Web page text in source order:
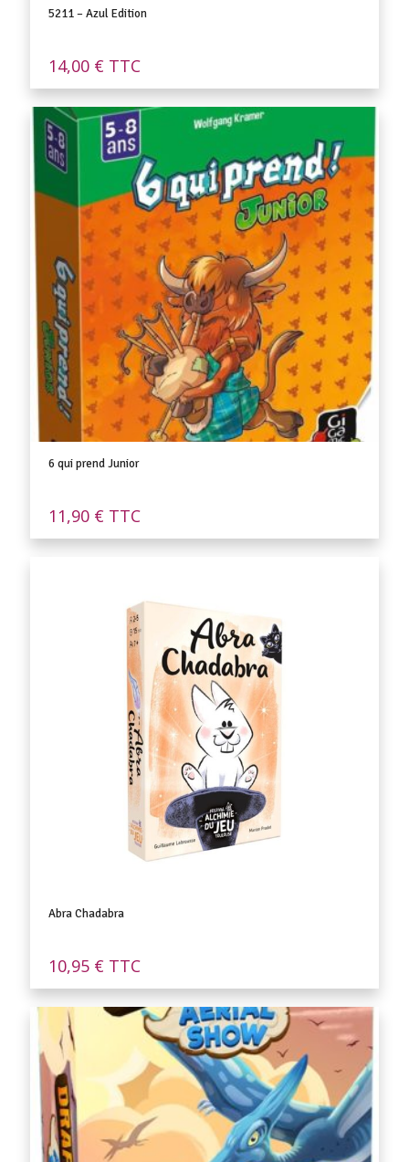
5211 – Azul Edition
14,00 € TTC
6 qui prend Junior
11,90 € TTC
Abra Chadabra
10,95 € TTC